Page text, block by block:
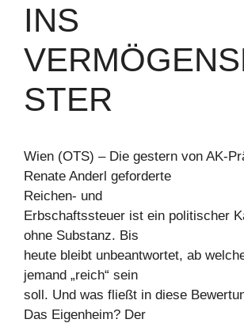
INS
STER
Wien (OTS) – Die gestern von AK-
Renate Anderl geforderte
Reichen- und
Erbschaftssteuer ist ein politischer
ohne Substanz. Bis
heute bleibt unbeantwortet, ab
jemand „reich“ sein
soll. Und was fließt in diese
Das Eigenheim? Der